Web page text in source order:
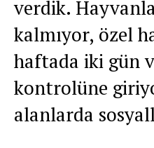
verdik.
kalmıyor, özel
haftada iki gün
kontrolüne
alanlarda